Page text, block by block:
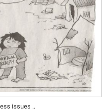
issues ..